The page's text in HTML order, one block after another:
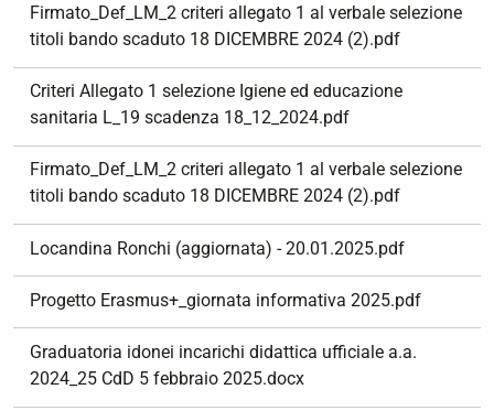
Firmato_Def_LM_2 criteri allegato 1 al verbale selezione
titoli bando scaduto 18 DICEMBRE 2024 (2).pdf
Criteri Allegato 1 selezione Igiene ed educazione
sanitaria L_19 scadenza 18_12_2024.pdf
Firmato_Def_LM_2 criteri allegato 1 al verbale selezione
titoli bando scaduto 18 DICEMBRE 2024 (2).pdf
Locandina Ronchi (aggiornata) - 20.01.2025.pdf
Progetto Erasmus+_giornata informativa 2025.pdf
Graduatoria idonei incarichi didattica ufficiale a.a.
2024_25 CdD 5 febbraio 2025.docx